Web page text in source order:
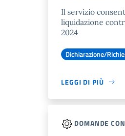
Il servizio
liquidazione
2024
Dichiarazione/
LEGGI DI PIÙ
DOMANDE